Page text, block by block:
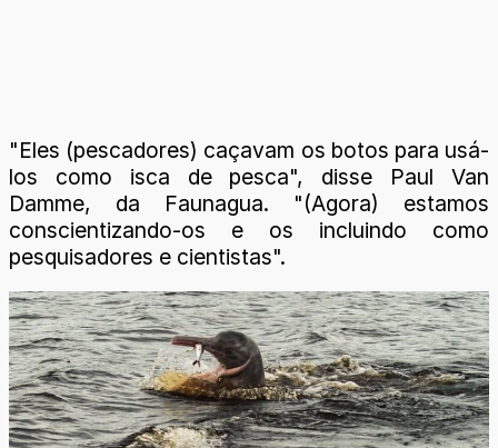
"Eles (pescadores) caçavam os botos para usá-
los como isca de pesca", disse Paul Van
Damme, da Faunagua. "(Agora) estamos
conscientizando-os e os incluindo como
pesquisadores e cientistas".